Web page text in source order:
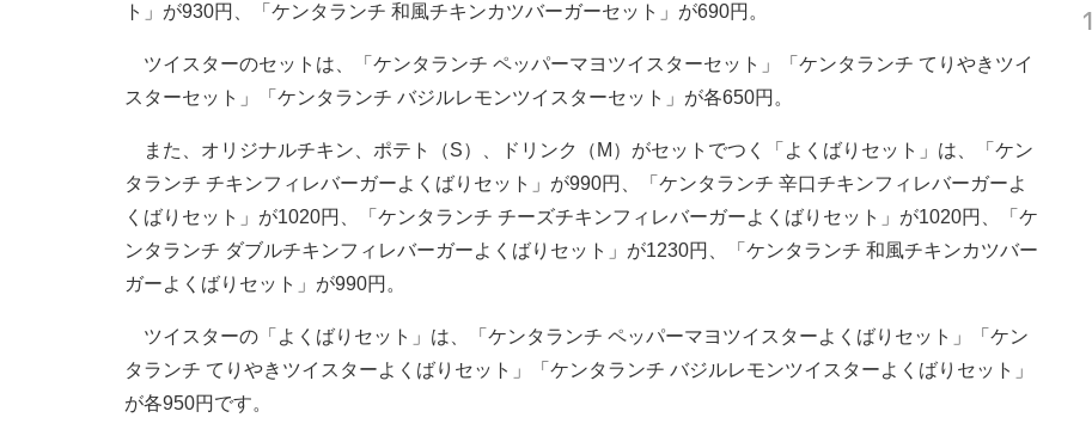
ト」が930円、「ケンタランチ 和風チキンカツバーガーセット」が690円。
ツイスターのセットは、「ケンタランチ ペッパーマヨツイスターセット」「ケンタランチ てりやきツイ
スターセット」「ケンタランチ バジルレモンツイスターセット」が各650円。
また、オリジナルチキン、ポテト（S）、ドリンク（M）がセットでつく「よくばりセット」は、「ケン
タランチ チキンフィレバーガーよくばりセット」が990円、「ケンタランチ 辛口チキンフィレバーガーよ
くばりセット」が1020円、「ケンタランチ チーズチキンフィレバーガーよくばりセット」が1020円、「ケ
ンタランチ ダブルチキンフィレバーガーよくばりセット」が1230円、「ケンタランチ 和風チキンカツバー
ガーよくばりセット」が990円。
ツイスターの「よくばりセット」は、「ケンタランチ ペッパーマヨツイスターよくばりセット」「ケン
タランチ てりやきツイスターよくばりセット」「ケンタランチ バジルレモンツイスターよくばりセット」
が各950円です。